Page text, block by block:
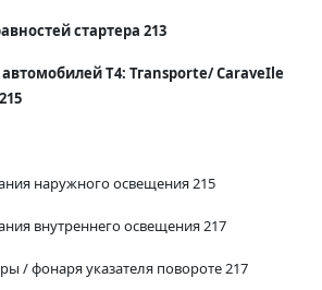
стартера 213
Т4: Тгаnsporte/ СаraveIle
наружного освещения 215
внутреннего освещения 217
/ фонаря указателя повороте 217